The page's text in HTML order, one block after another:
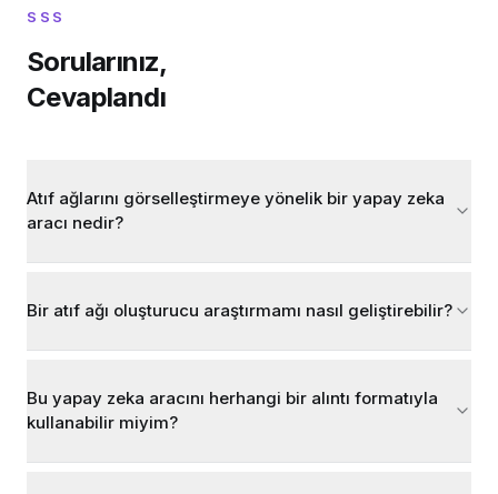
SSS
Sorularınız,
Cevaplandı
Atıf ağlarını görselleştirmeye yönelik bir yapay zeka
aracı nedir?
Bir atıf ağı oluşturucu araştırmamı nasıl geliştirebilir?
Bu yapay zeka aracını herhangi bir alıntı formatıyla
kullanabilir miyim?